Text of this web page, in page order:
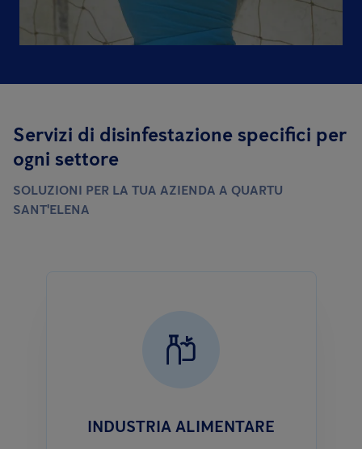
Servizi di disinfestazione specifici per
ogni settore
SOLUZIONI PER LA TUA AZIENDA A QUARTU
SANT'ELENA
INDUSTRIA ALIMENTARE